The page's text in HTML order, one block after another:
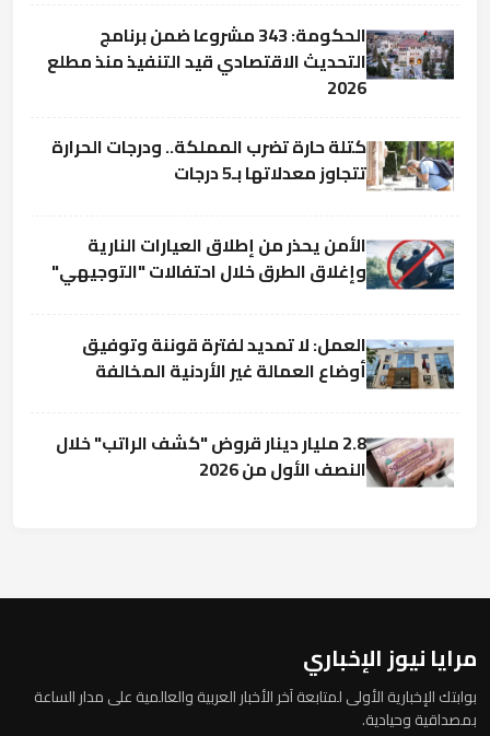
الحكومة: 343 مشروعا ضمن برنامج
التحديث الاقتصادي قيد التنفيذ منذ مطلع
2026
كتلة حارة تضرب المملكة.. ودرجات الحرارة
تتجاوز معدلاتها بـ5 درجات
الأمن يحذر من إطلاق العيارات النارية
وإغلاق الطرق خلال احتفالات "التوجيهي"
العمل: لا تمديد لفترة قوننة وتوفيق
أوضاع العمالة غير الأردنية المخالفة
2.8 مليار دينار قروض "كشف الراتب" خلال
النصف الأول من 2026
مرايا نيوز الإخباري
بوابتك الإخبارية الأولى لمتابعة آخر الأخبار العربية والعالمية على مدار الساعة
بمصداقية وحيادية.